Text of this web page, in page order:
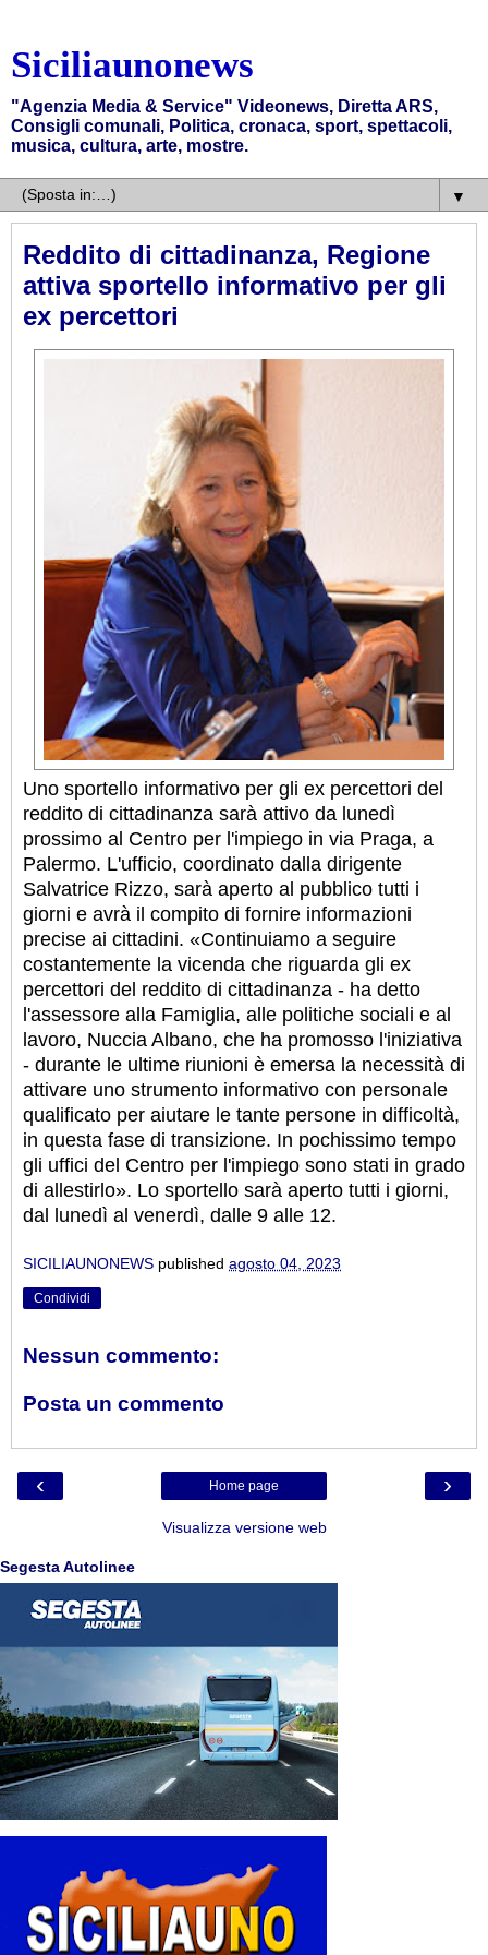
Siciliaunonews
"Agenzia Media & Service" Videonews, Diretta ARS,
Consigli comunali, Politica, cronaca, sport, spettacoli,
musica, cultura, arte, mostre.
▼
Reddito di cittadinanza, Regione
attiva sportello informativo per gli
ex percettori
Uno sportello informativo per gli ex percettori del
reddito di cittadinanza sarà attivo da lunedì
prossimo al Centro per l'impiego in via Praga, a
Palermo. L'ufficio, coordinato dalla dirigente
Salvatrice Rizzo, sarà aperto al pubblico tutti i
giorni e avrà il compito di fornire informazioni
precise ai cittadini. «Continuiamo a seguire
costantemente la vicenda che riguarda gli ex
percettori del reddito di cittadinanza - ha detto
l'assessore alla Famiglia, alle politiche sociali e al
lavoro, Nuccia Albano, che ha promosso l'iniziativa
- durante le ultime riunioni è emersa la necessità di
attivare uno strumento informativo con personale
qualificato per aiutare le tante persone in difficoltà,
in questa fase di transizione. In pochissimo tempo
gli uffici del Centro per l'impiego sono stati in grado
di allestirlo». Lo sportello sarà aperto tutti i giorni,
dal lunedì al venerdì, dalle 9 alle 12.
SICILIAUNONEWS published agosto 04, 2023
Condividi
Nessun commento:
Posta un commento
‹ ›
Home page
Visualizza versione web
Segesta Autolinee